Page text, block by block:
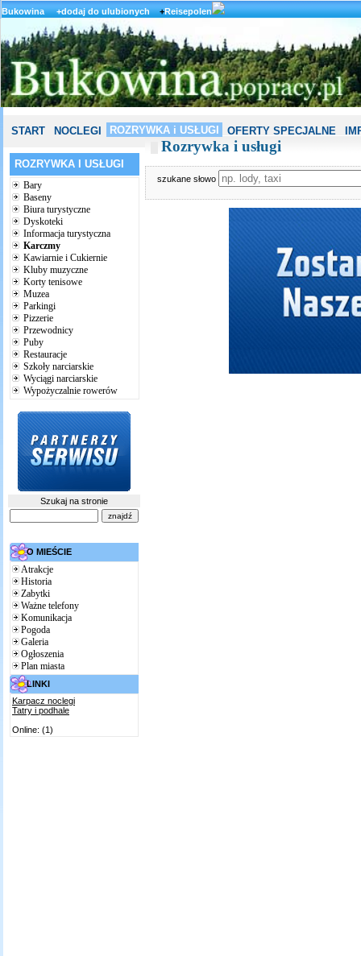
Bukowina +dodaj do ulubionych+Reisepolen
START NOCLEGI ROZRYWKA i USŁUGI OFERTY SPECJALNE
ROZRYWKA I USŁUGI
Bary
Baseny
Biura turystyczne
Dyskoteki
Informacja turystyczna
Karczmy
Kawiarnie i Cukiernie
Kluby muzyczne
Korty tenisowe
Muzea
Parkingi
Pizzerie
Przewodnicy
Puby
Restauracje
Szkoły narciarskie
Wyciągi narciarskie
Wypożyczalnie rowerów
Szukaj na stronie
O MIEŚCIE
Atrakcje
Historia
Zabytki
Ważne telefony
Komunikacja
Pogoda
Galeria
Ogłoszenia
Plan miasta
LINKI
Karpacz noclegi
Tatry i podhale
Online: (1)
Rozrywka i usługi
szukane słowo